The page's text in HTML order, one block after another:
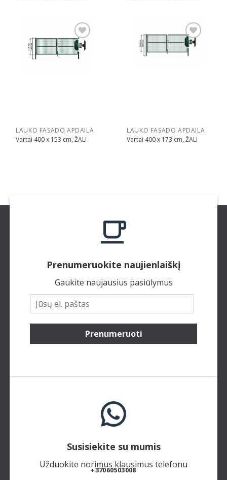
Pridėti
LAUKO FASADO APDAILA
Vartai 400 x 153 cm, ŽALI
Pridėti
LAUKO FASADO APDAILA
Vartai 400 x 173 cm, ŽALI
Prenumeruokite naujienlaiškį
Gaukite naujausius pasiūlymus
Prenumeruoti
Susisiekite su mumis
Užduokite norimus klausimus telefonu
+37060503008